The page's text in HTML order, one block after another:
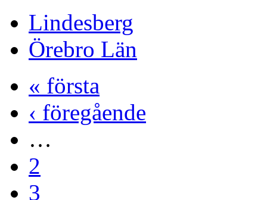
Lindesberg
Örebro Län
« första
‹ föregående
…
2
3